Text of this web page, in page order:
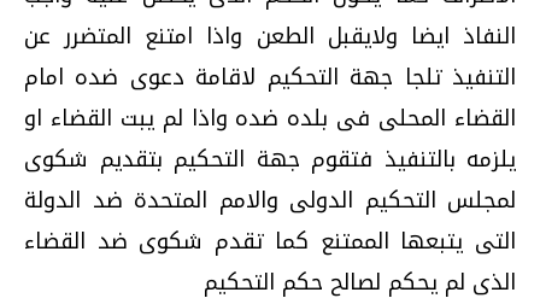
النفاذ ايضا ولايقبل الطعن واذا امتنع المتضرر عن
التنفيذ تلجا جهة التحكيم لاقامة دعوى ضده امام
القضاء المحلى فى بلده ضده واذا لم يبت القضاء او
يلزمه بالتنفيذ فتقوم جهة التحكيم بتقديم شكوى
لمجلس التحكيم الدولى والامم المتحدة ضد الدولة
التى يتبعها الممتنع كما تقدم شكوى ضد القضاء
الذى لم يحكم لصالح حكم التحكيم